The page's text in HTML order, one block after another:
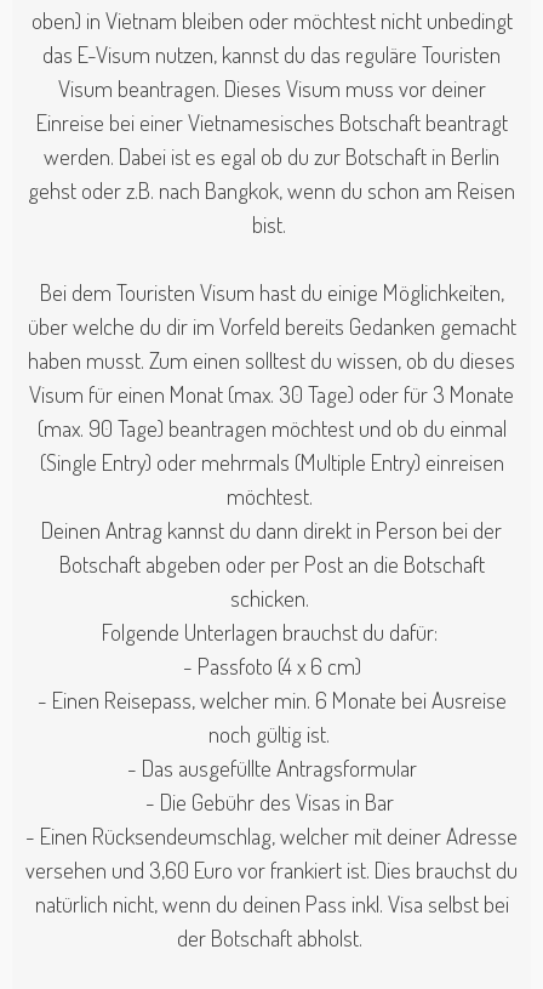
oben) in Vietnam bleiben oder möchtest nicht unbedingt
das E-Visum nutzen, kannst du das reguläre Touristen
Visum beantragen. Dieses Visum muss vor deiner
Einreise bei einer Vietnamesisches Botschaft beantragt
werden. Dabei ist es egal ob du zur Botschaft in Berlin
gehst oder z.B. nach Bangkok, wenn du schon am Reisen
bist.
Bei dem Touristen Visum hast du einige Möglichkeiten,
über welche du dir im Vorfeld bereits Gedanken gemacht
haben musst. Zum einen solltest du wissen, ob du dieses
Visum für einen Monat (max. 30 Tage) oder für 3 Monate
(max. 90 Tage) beantragen möchtest und ob du einmal
(Single Entry) oder mehrmals (Multiple Entry) einreisen
möchtest.
Deinen Antrag kannst du dann direkt in Person bei der
Botschaft abgeben oder per Post an die Botschaft
schicken.
Folgende Unterlagen brauchst du dafür:
- Passfoto (4 x 6 cm)
- Einen Reisepass, welcher min. 6 Monate bei Ausreise
noch gültig ist.
- Das ausgefüllte Antragsformular
- Die Gebühr des Visas in Bar
- Einen Rücksendeumschlag, welcher mit deiner Adresse
versehen und 3,60 Euro vor frankiert ist. Dies brauchst du
natürlich nicht, wenn du deinen Pass inkl. Visa selbst bei
der Botschaft abholst.